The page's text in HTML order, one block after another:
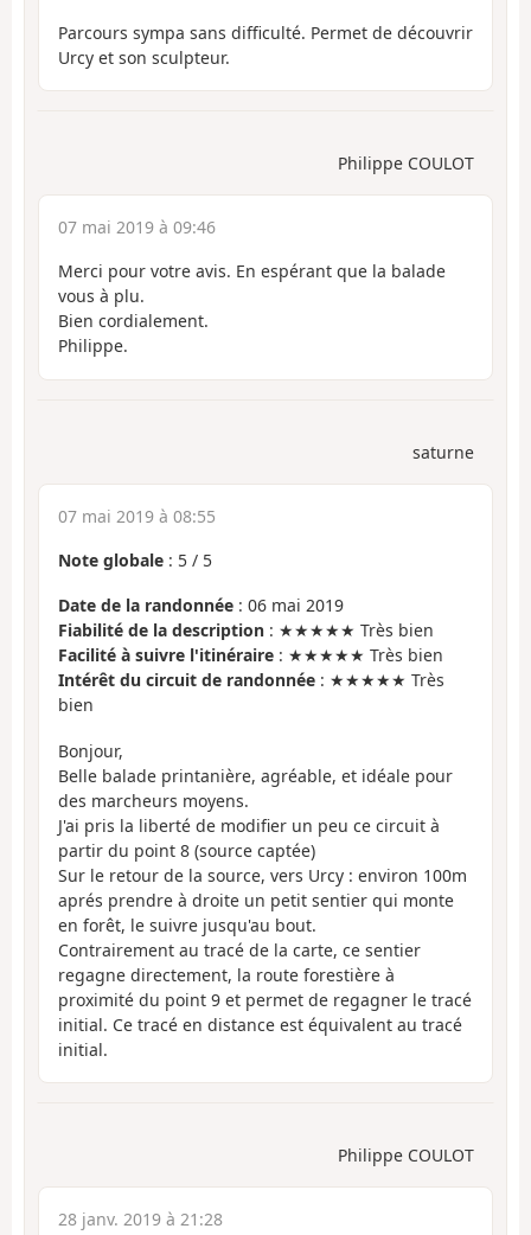
Parcours sympa sans difficulté. Permet de découvrir
Urcy et son sculpteur.
Philippe COULOT
07 mai 2019 à 09:46
Merci pour votre avis. En espérant que la balade
vous à plu.
Bien cordialement.
Philippe.
saturne
07 mai 2019 à 08:55
Note globale : 5 / 5
Date de la randonnée : 06 mai 2019
Fiabilité de la description : ★★★★★ Très bien
Facilité à suivre l'itinéraire : ★★★★★ Très bien
Intérêt du circuit de randonnée : ★★★★★ Très
bien
Bonjour,
Belle balade printanière, agréable, et idéale pour
des marcheurs moyens.
J'ai pris la liberté de modifier un peu ce circuit à
partir du point 8 (source captée)
Sur le retour de la source, vers Urcy : environ 100m
aprés prendre à droite un petit sentier qui monte
en forêt, le suivre jusqu'au bout.
Contrairement au tracé de la carte, ce sentier
regagne directement, la route forestière à
proximité du point 9 et permet de regagner le tracé
initial. Ce tracé en distance est équivalent au tracé
initial.
Philippe COULOT
28 janv. 2019 à 21:28